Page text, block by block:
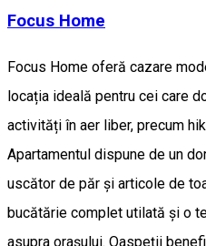
Focus Home
Focus Home oferă cazare
locația ideală pentru cei care
activități în aer liber, precum
Apartamentul dispune de un
uscător de păr și articole de
bucătărie complet utilată și o
asupra orașului. Oaspeții